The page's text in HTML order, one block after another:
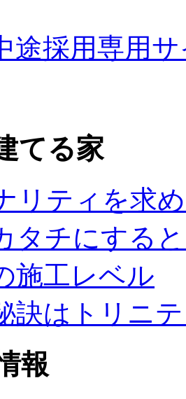
途採用専用
てる家
リティを求
タチにする
施工レベル
訣はトリニ
報